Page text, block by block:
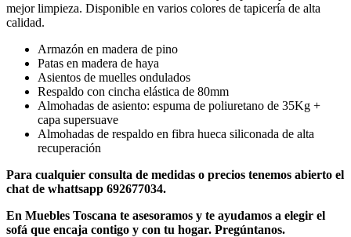
mejor limpieza. Disponible en varios colores de tapicería de alta
calidad.
Armazón en madera de pino
Patas en madera de haya
Asientos de muelles ondulados
Respaldo con cincha elástica de 80mm
Almohadas de asiento: espuma de poliuretano de 35Kg +
capa supersuave
Almohadas de respaldo en fibra hueca siliconada de alta
recuperación
Para cualquier consulta de medidas o precios tenemos abierto el
chat de whattsapp 692677034.
En Muebles Toscana te asesoramos y te ayudamos a elegir el
sofá que encaja contigo y con tu hogar. Pregúntanos.